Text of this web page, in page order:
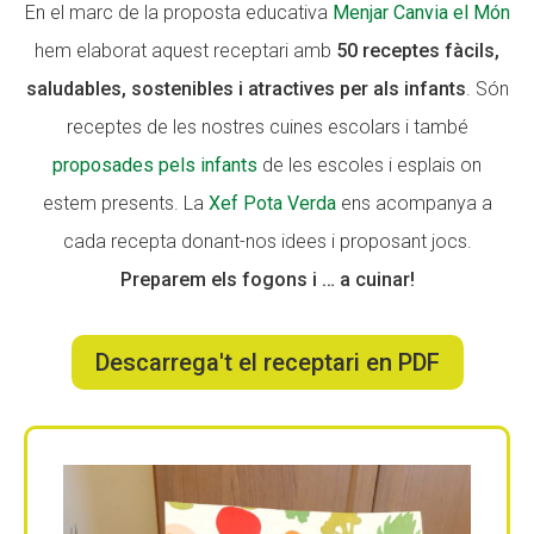
En el marc de la proposta educativa Menjar Canvia el Món
hem elaborat aquest receptari amb 50 receptes fàcils,
saludables, sostenibles i atractives per als infants. Són
receptes de les nostres cuines escolars i també
proposades pels infants de les escoles i esplais on
estem presents. La Xef Pota Verdaens acompanya a
cada recepta donant-nos idees i proposant jocs.
Preparem els fogons i … a cuinar!
Descarrega't el receptari en PDF
ACCIÓ SOCIAL I JOVES
ESPLAIS
SUPORT TERCER SECTOR
ACCIÓ SOCIAL I JOVES
ESPLAIS
SUPORT TERCER SECTOR